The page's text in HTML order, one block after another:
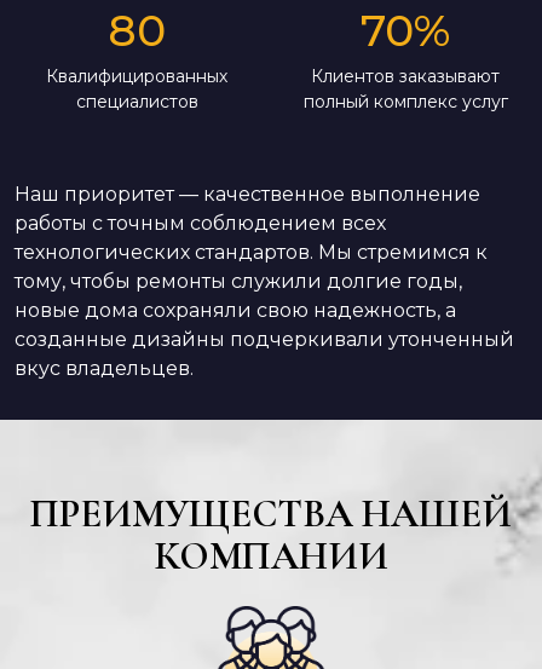
80
Квалифицированных
специалистов
70%
Клиентов заказывают
полный комплекс услуг
Наш приоритет — качественное выполнение
работы с точным соблюдением всех
технологических стандартов. Мы стремимся к
тому, чтобы ремонты служили долгие годы,
новые дома сохраняли свою надежность, а
созданные дизайны подчеркивали утонченный
вкус владельцев.
ПРЕИМУЩЕСТВА НАШЕЙ
КОМПАНИИ